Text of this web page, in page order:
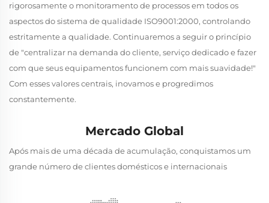
rigorosamente o monitoramento de processos em todos os
aspectos do sistema de qualidade ISO9001:2000, controlando
estritamente a qualidade. Continuaremos a seguir o princípio
de "centralizar na demanda do cliente, serviço dedicado e fazer
com que seus equipamentos funcionem com mais suavidade!"
Com esses valores centrais, inovamos e progredimos
constantemente.
Mercado Global
Após mais de uma década de acumulação, conquistamos um
grande número de clientes domésticos e internacionais